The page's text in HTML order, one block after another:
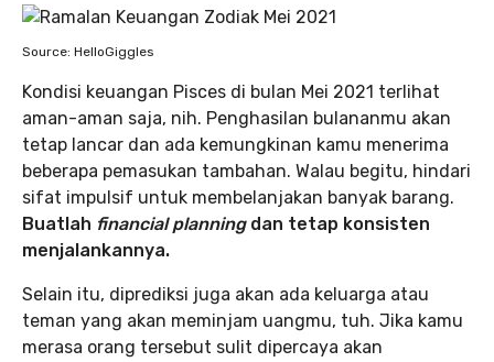
Source: HelloGiggles
Kondisi keuangan Pisces di bulan Mei 2021 terlihat
aman-aman saja, nih. Penghasilan bulananmu akan
tetap lancar dan ada kemungkinan kamu menerima
beberapa pemasukan tambahan. Walau begitu, hindari
sifat impulsif untuk membelanjakan banyak barang.
Buatlah financial planning dan tetap konsisten
menjalankannya.
Selain itu, diprediksi juga akan ada keluarga atau
teman yang akan meminjam uangmu, tuh. Jika kamu
merasa orang tersebut sulit dipercaya akan